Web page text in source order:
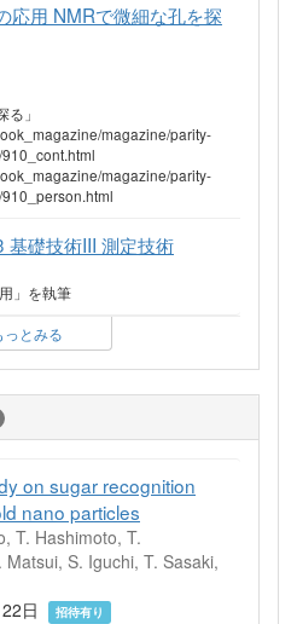
応用 NMRで微細な孔を探
」
magazine/parity-
magazine/parity-
基礎技術III 測定技術
」を執筆
っとみる
on sugar recognition
nano particles
T. Hashimoto, T.
S. Iguchi, T. Sasaki,
日
招待有り